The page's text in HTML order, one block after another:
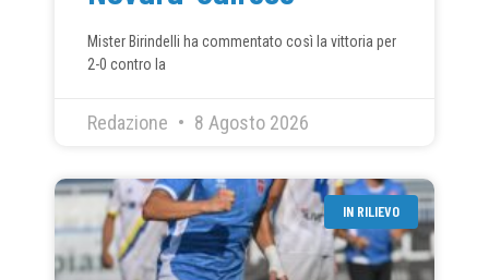
Mister Birindelli ha commentato così la vittoria per
2-0 contro la
Redazione 8 Agosto 2026
IN RILIEVO